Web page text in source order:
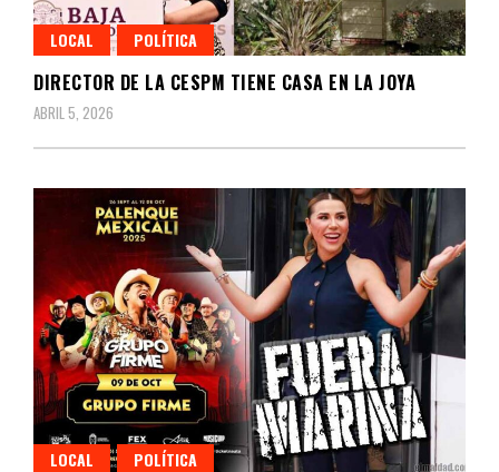
LOCAL POLÍTICA
DIRECTOR DE LA CESPM TIENE CASA EN LA JOYA
ABRIL 5, 2026
LOCAL POLÍTICA